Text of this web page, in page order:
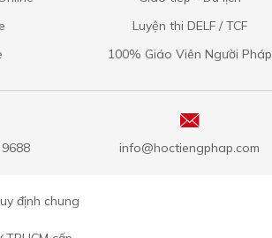
Luyện thi DELF / TCF
100% Giáo Viên Người Pháp
info@hoctiengphap.com
định chung